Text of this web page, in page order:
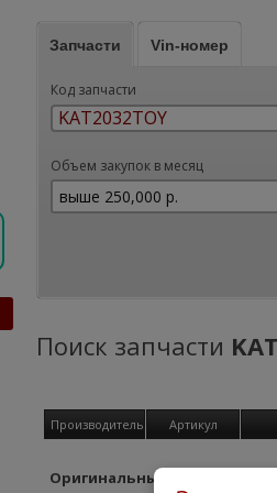
Запчасти Vin-номер
Код запчасти
Объем закупок в месяц
Поиск запчасти
Производитель Артикул
Оригинальные детали